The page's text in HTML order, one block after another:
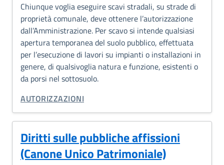
Chiunque voglia eseguire scavi stradali, su strade di
proprietà comunale, deve ottenere l’autorizzazione
dall’Amministrazione. Per scavo si intende qualsiasi
apertura temporanea del suolo pubblico, effettuata
per l’esecuzione di lavori su impianti o installazioni in
genere, di qualsivoglia natura e funzione, esistenti o
da porsi nel sottosuolo.
CATEGORIA CORRELATA:
AUTORIZZAZIONI
Diritti sulle pubbliche affissioni
(Canone Unico Patrimoniale)